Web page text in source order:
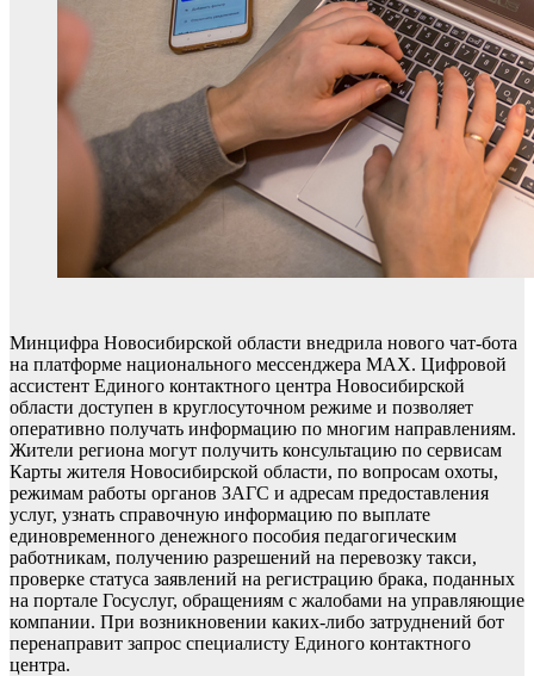
Минцифра Новосибирской области внедрила нового чат-бота
на платформе национального мессенджера МАХ. Цифровой
ассистент Единого контактного центра Новосибирской
области доступен в круглосуточном режиме и позволяет
оперативно получать информацию по многим направлениям.
Жители региона могут получить консультацию по сервисам
Карты жителя Новосибирской области, по вопросам охоты,
режимам работы органов ЗАГС и адресам предоставления
услуг, узнать справочную информацию по выплате
единовременного денежного пособия педагогическим
работникам, получению разрешений на перевозку такси,
проверке статуса заявлений на регистрацию брака, поданных
на портале Госуслуг, обращениям с жалобами на управляющие
компании. При возникновении каких-либо затруднений бот
перенаправит запрос специалисту Единого контактного
центра.